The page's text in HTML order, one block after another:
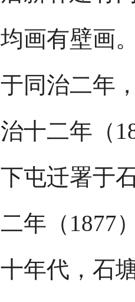
均画有壁画
于同治二年
治十二年（
下屯迁署于
二年（1877
十年代，石